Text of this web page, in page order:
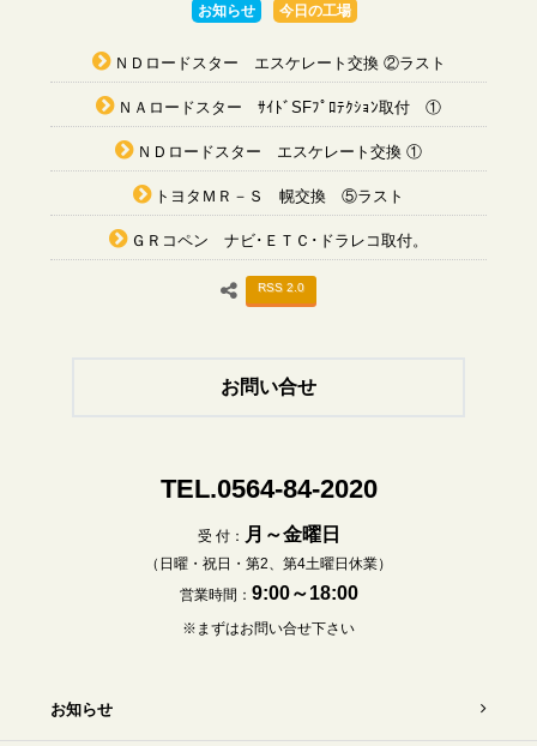
お知らせ 今日の工場
ＮＤロードスター エスケレート交換 ②ラスト
ＮＡロードスター ｻｲﾄﾞSFﾌﾟﾛﾃｸｼｮﾝ取付 ①
ＮＤロードスター エスケレート交換 ①
トヨタＭＲ－Ｓ 幌交換 ⑤ラスト
ＧＲコペン ナビ･ＥＴＣ･ドラレコ取付。
RSS 2.0
お問い合せ
TEL.0564-84-2020
受 付： 月～金曜日
（日曜・祝日・第2、第4土曜日休業）
営業時間： 9:00～18:00
※まずはお問い合せ下さい
お知らせ